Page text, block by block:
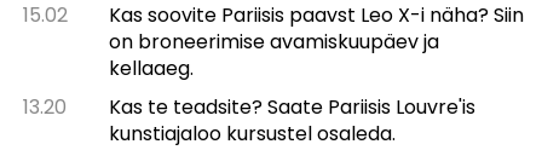
15.02
Kas soovite Pariisis paavst Leo X-i näha? Siin
on broneerimise avamiskuupäev ja
kellaaeg.
13.20
Kas te teadsite? Saate Pariisis Louvre'is
kunstiajaloo kursustel osaleda.